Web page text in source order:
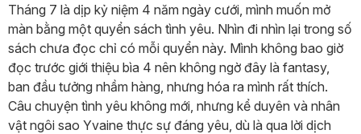
Tháng 7 là dịp kỷ niệm 4 năm ngày cưới, mình muốn mở
màn bằng một quyển sách tình yêu. Nhìn đi nhìn lại trong số
sách chưa đọc chỉ có mỗi quyển này. Mình không bao giờ
đọc trước giới thiệu bìa 4 nên không ngờ đây là fantasy,
ban đầu tưởng nhầm hàng, nhưng hóa ra mình rất thích.
Câu chuyện tình yêu không mới, nhưng kể duyên và nhân
vật ngôi sao Yvaine thực sự đáng yêu, dù là qua lời dịch